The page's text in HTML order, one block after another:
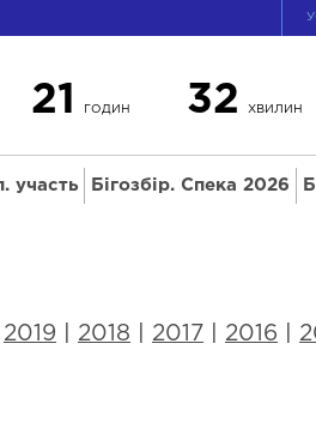
21ГОДИН 32ХВИЛИН
участь Бігозбір. Спека 2026
2019 2018 2017 2016